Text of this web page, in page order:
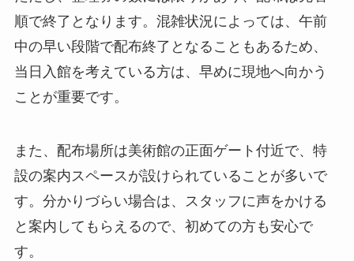
順で終了となります。混雑状況によっては、午前
中の早い段階で配布終了となることもあるため、
当日入館を考えている方は、早めに現地へ向かう
ことが重要です。
また、配布場所は美術館の正面ゲート付近で、特
設の案内スペースが設けられていることが多いで
す。分かりづらい場合は、スタッフに声をかける
と案内してもらえるので、初めての方も安心で
す。